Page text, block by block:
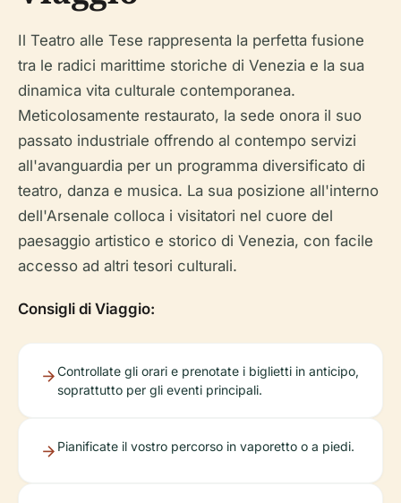
Il Teatro alle Tese rappresenta la perfetta fusione
tra le radici marittime storiche di Venezia e la sua
dinamica vita culturale contemporanea.
Meticolosamente restaurato, la sede onora il suo
passato industriale offrendo al contempo servizi
all'avanguardia per un programma diversificato di
teatro, danza e musica. La sua posizione all'interno
dell'Arsenale colloca i visitatori nel cuore del
paesaggio artistico e storico di Venezia, con facile
accesso ad altri tesori culturali.
Consigli di Viaggio:
Controllate gli orari e prenotate i biglietti in anticipo,
soprattutto per gli eventi principali.
Pianificate il vostro percorso in vaporetto o a piedi.